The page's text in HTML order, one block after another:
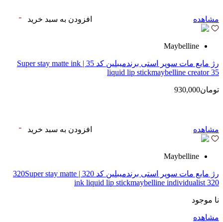
مشاهده افزودن به سبد خرید
Maybelline
رژ مایع مات سوپر استی‌ برندمیبلین کد 35 | Super stay matte ink
liquid lip stickmaybelline creator 35
تومان930,000
مشاهده افزودن به سبد خرید
Maybelline
رژ مایع مات سوپر استی‌ برندمیبلین کد 320 | 320Super stay matte
ink liquid lip stickmaybelline individualist 320
نا موجود
مشاهده